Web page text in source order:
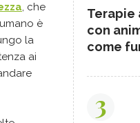
, che
è
la
ai
Terapie
con
come
3